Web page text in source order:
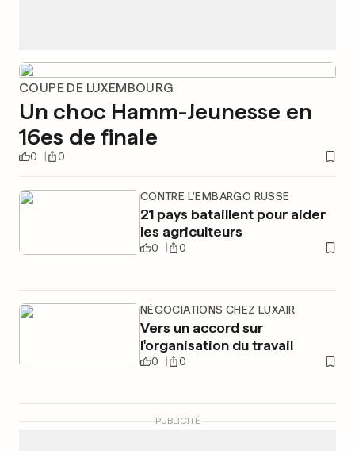
COUPE DE LUXEMBOURG
Un choc Hamm-Jeunesse en
16es de finale
0 0
CONTRE L'EMBARGO RUSSE
21 pays bataillent pour aider
les agriculteurs
0 0
NÉGOCIATIONS CHEZ LUXAIR
Vers un accord sur
l'organisation du travail
0 0
PUBLICITÉ